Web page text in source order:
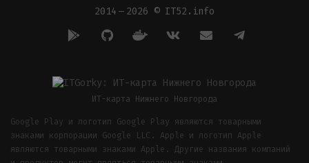
2014 — 2026 © IT52.info
ИТ-карта Нижнего Новгорода
Google Play и логотип Google Play являются товарными
знаками корпорации Google LLC. Apple и логотип Apple
являются товарными знаками Apple. Другие названия компаний